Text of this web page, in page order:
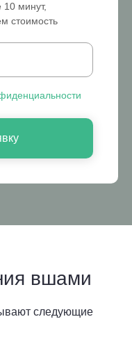
минут,
стоимость
вшами
следующие